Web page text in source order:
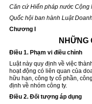
Căn cứ Hiến pháp nước Cộng
Quốc hội ban hành Luật
Chương I
NHỮNG
Điều 1. Phạm vi điều chỉnh
Luật này quy định về việc
hoạt động có liên quan của
hữu hạn, công ty cổ phần,
định về nhóm công ty.
Điều 2. Đối tượng áp dụng